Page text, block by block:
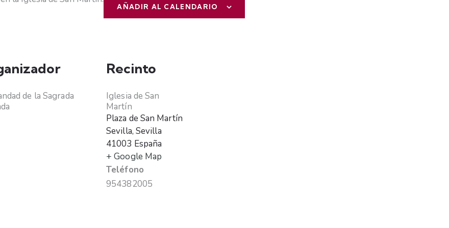
AÑADIR AL CALENDARIO
de la Sagrada
Recinto
Iglesia de San
Martín
Plaza de San Martín
Sevilla, Sevilla
41003 España
+ Google Map
Teléfono
954382005